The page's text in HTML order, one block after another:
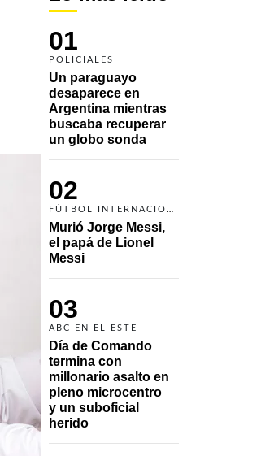
01
POLICIALES
Un paraguayo
desaparece en
Argentina mientras
buscaba recuperar
un globo sonda
02
Murió Jorge Messi,
el papá de Lionel
Messi
03
ABC EN EL ESTE
Día de Comando
termina con
millonario asalto en
pleno microcentro
y un suboficial
herido